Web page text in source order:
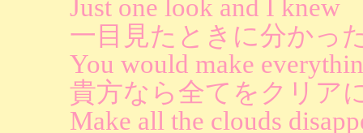
Just one look and I knew
一目見たときに分かっ
You would make
貴方なら全てをクリア
Make all the clouds